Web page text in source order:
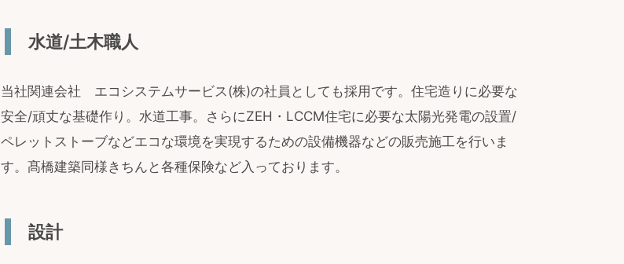
水道/土木職人
当社関連会社 エコシステムサービス(株)の社員としても採用です。住宅造りに必要な
安全/頑丈な基礎作り。水道工事。さらにZEH・LCCM住宅に必要な太陽光発電の設置/
ペレットストーブなどエコな環境を実現するための設備機器などの販売施工を行いま
す。髙橋建築同様きちんと各種保険など入っております。
設計